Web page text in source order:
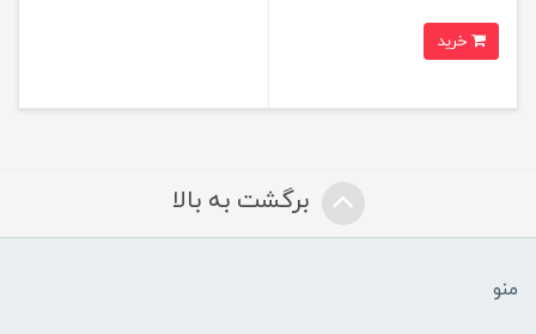
برگشت به بالا
منو